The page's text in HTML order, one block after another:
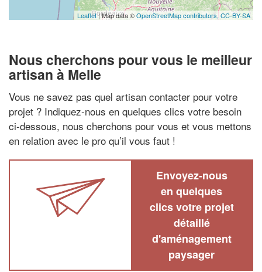
Leaflet| Map data ©OpenStreetMap contributors,CC-BY-SA
Nous cherchons pour vous le meilleur
artisan à Melle
Vous ne savez pas quel artisan contacter pour votre
projet ? Indiquez-nous en quelques clics votre besoin
ci-dessous, nous cherchons pour vous et vous mettons
en relation avec le pro qu’il vous faut !
Envoyez-nous
en quelques
clics votre projet
détaillé
d'aménagement
paysager